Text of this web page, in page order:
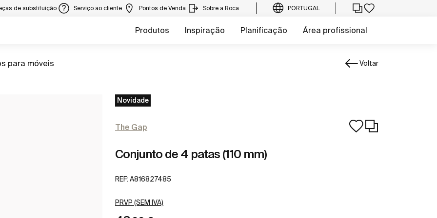
de substituição Serviço ao cliente Pontos de Venda Sobre a Roca PORTUGAL
Produtos Inspiração Planificação Área profissional
para móveis Voltar
Novidade
The Gap
Conjunto de 4 patas (110 mm)
REF: A816827485
PRVP (SEM IVA)